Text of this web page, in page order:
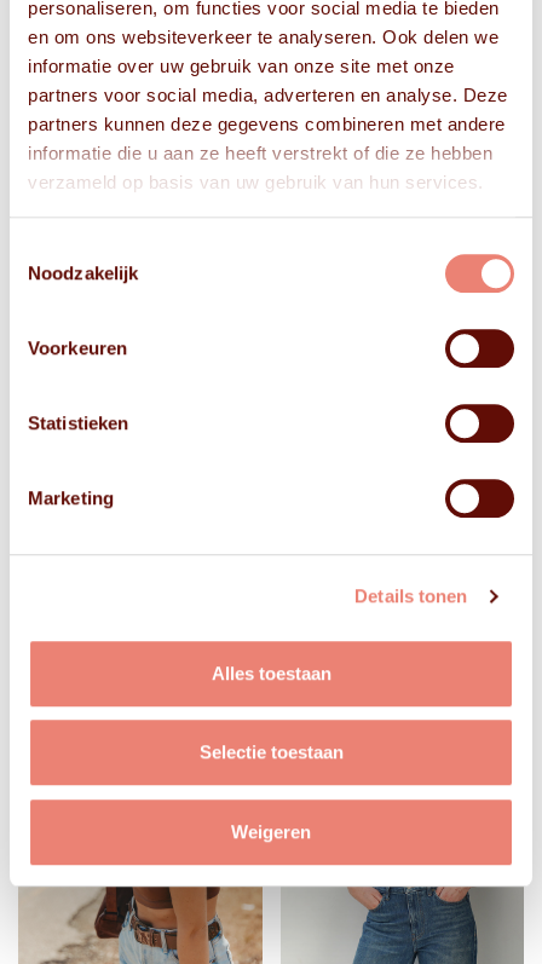
personaliseren, om functies voor social media te bieden
en om ons websiteverkeer te analyseren. Ook delen we
informatie over uw gebruik van onze site met onze
partners voor social media, adverteren en analyse. Deze
partners kunnen deze gegevens combineren met andere
informatie die u aan ze heeft verstrekt of die ze hebben
verzameld op basis van uw gebruik van hun services.
Noodzakelijk
Voorkeuren
Statistieken
Marketing
Details tonen
Alles toestaan
Selectie toestaan
Weigeren